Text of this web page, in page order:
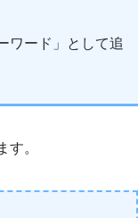
ワード」として追
す。